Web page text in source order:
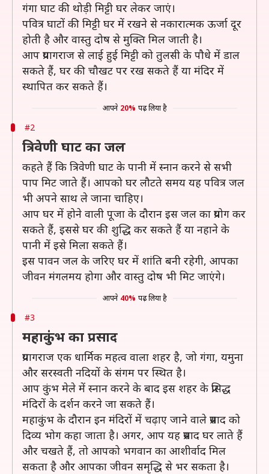
गंगा घाट की थोड़ी मिट्टी घर लेकर जाएं।
पवित्र घाटों की मिट्टी घर में रखने से नकारात्मक ऊर्जा दूर
होती है और वास्तु दोष से मुक्ति मिल जाती है।
आप प्रयागराज से लाई हुई मिट्टी को तुलसी के पौधे में डाल
सकते हैं, घर की चौखट पर रख सकते हैं या मंदिर में
स्थापित कर सकते हैं।
आपने 20% पढ़ लिया है
#2
त्रिवेणी घाट का जल
कहते हैं कि त्रिवेणी घाट के पानी में स्नान करने से सभी
पाप मिट जाते हैं। आपको घर लौटते समय यह पवित्र जल
भी अपने साथ ले जाना चाहिए।
आप घर में होने वाली पूजा के दौरान इस जल का प्रयोग कर
सकते हैं, इससे घर की शुद्धि कर सकते हैं या नहाने के
पानी में इसे मिला सकते हैं।
इस पावन जल के जरिए घर में शांति बनी रहेगी, आपका
जीवन मंगलमय होगा और वास्तु दोष भी मिट जाएंगे।
आपने 40% पढ़ लिया है
#3
महाकुंभ का प्रसाद
प्रयागराज एक धार्मिक महत्व वाला शहर है, जो गंगा, यमुना
और सरस्वती नदियों के संगम पर स्थित है।
आप कुंभ मेले में स्नान करने के बाद इस शहर के प्रसिद्ध
मंदिरों के दर्शन करने जा सकते हैं।
महाकुंभ के दौरान इन मंदिरों में चढ़ाए जाने वाले प्रसाद को
दिव्य भोग कहा जाता है। अगर, आप यह प्रसाद घर लाते हैं
और चखते हैं, तो आपको भगवान का आशीर्वाद मिल
सकता है और आपका जीवन समृद्धि से भर सकता है।